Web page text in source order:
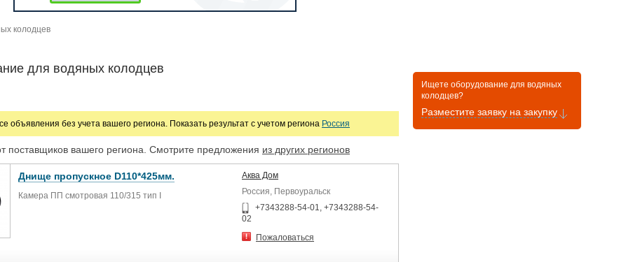
колодцев
для водяных колодцев
объявления без учета вашего региона. Показать результат с учетом региона Россия
поставщиков вашего региона. Смотрите предложения из других регионов
Днище пропускное D110*425мм.
Камера ПП смотровая 110/315 тип I
Аква Дом
Россия, Первоуральск
+7343288-54-01, +7343288-54-
02
Пожаловаться
Ищете оборудование для водяных
колодцев?
Разместите заявку на закупку